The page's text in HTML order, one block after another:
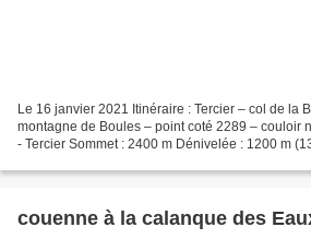
Le 16 janvier 2021 Itinéraire : Tercier – col de la
montagne de Boules – point coté 2289 – couloir
- Tercier Sommet : 2400 m Dénivelée : 1200 m
couenne à la calanque des